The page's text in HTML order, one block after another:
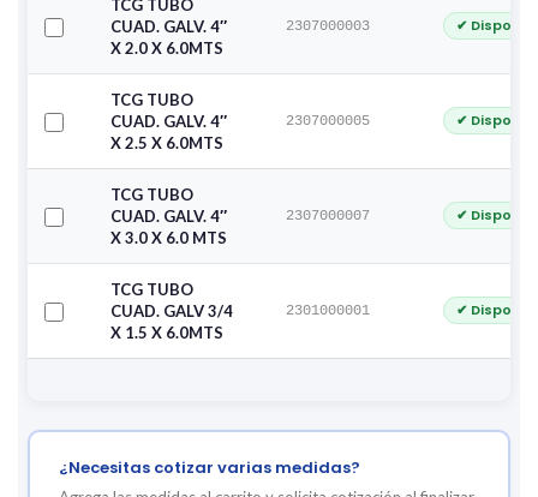
TCG TUBO
CUAD. GALV. 4″
X 2.0 X 6.0MTS
2307000003 ✔
TCG TUBO
CUAD. GALV. 4″
X 2.5 X 6.0MTS
2307000005 ✔
TCG TUBO
CUAD. GALV. 4″
X 3.0 X 6.0 MTS
2307000007 ✔
TCG TUBO
CUAD. GALV 3/4
X 1.5 X 6.0MTS
2301000001 ✔
¿Necesitas cotizar varias medidas?